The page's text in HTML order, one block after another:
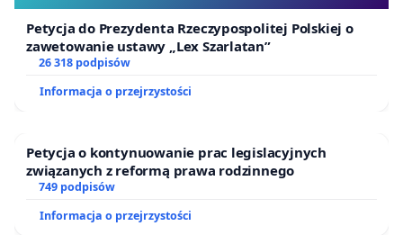
Petycja do Prezydenta Rzeczypospolitej Polskiej o
zawetowanie ustawy „Lex Szarlatan”
26 318 podpisów
Informacja o przejrzystości
Petycja o kontynuowanie prac legislacyjnych
związanych z reformą prawa rodzinnego
749 podpisów
Informacja o przejrzystości